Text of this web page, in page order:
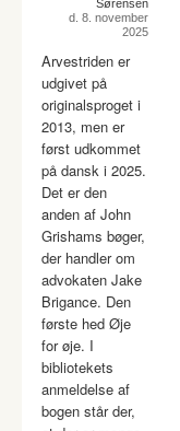
Sørensen
d. 8. november
2025
Arvestriden er
udgivet på
originalsproget i
2013, men er
først udkommet
på dansk i 2025.
Det er den
anden af John
Grishams bøger,
der handler om
advokaten Jake
Brigance. Den
første hed Øje
for øje. I
bibliotekets
anmeldelse af
bogen står der,